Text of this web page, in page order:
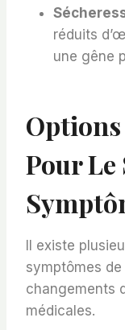
réduits
une gêne
Pour Le
Il existe
symptômes
changements
médicales.